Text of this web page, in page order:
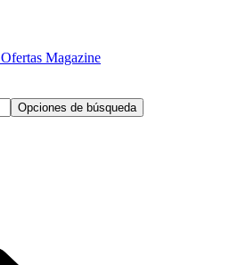
Ofertas Magazine
Opciones de búsqueda